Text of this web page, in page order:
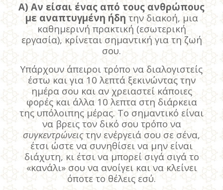
Α) Αν είσαι ένας από τους ανθρώπους
με αναπτυγμένη ήδη την διακοή, μια
καθημερινή πρακτική (εσωτερική
εργασία), κρίνεται σημαντική για τη ζωή
σου.
Υπάρχουν άπειροι τρόπο να διαλογιστείς
έστω και για 10 λεπτά ξεκινώντας την
ημέρα σου και αν χρειαστεί κάποιες
φορές και άλλα 10 λεπτα στη διάρκεια
της υπόλοιπης μέρας. Το σημαντικό είναι
να βρεις τον δικό σου τρόπο να
συγκεντρώνειςτην ενέργειά σου σε σένα,
έτσι ώστε να συνηθίσει να μην είναι
διάχυτη, κι έτσι να μπορεί σιγά σιγά το
«κανάλι» σου να ανοίγει και να κλείνει
όποτε το θέλεις εσύ.